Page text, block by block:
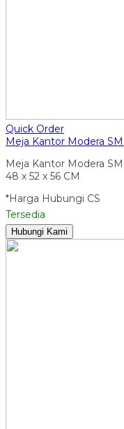
Quick Order
Meja Kantor Modera
Meja Kantor Modera
48 x 52 x 56 CM
*Harga Hubungi CS
Tersedia
Hubungi Kami